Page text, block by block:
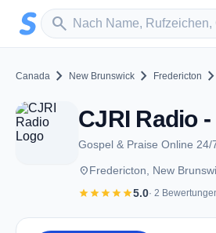
Zum Hauptinhalt springen
search
Sender suchen
Canada chevron_right New Brunswick chevron_right Fredericton chevron_right
Gospel & Praise Online 24/
placeFredericton, New
starstarstarstarstar5.0· 2